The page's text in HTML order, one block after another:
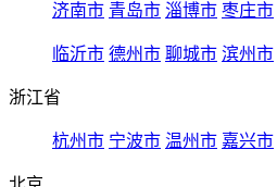
济南市 青岛市 淄博市 枣庄市
临沂市 德州市 聊城市 滨州市
浙江省
杭州市 宁波市 温州市 嘉兴市